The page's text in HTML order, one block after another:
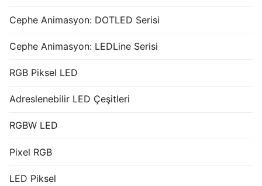
Cephe Animasyon: DOTLED Serisi
Cephe Animasyon: LEDLine Serisi
RGB Piksel LED
Adreslenebilir LED Çeşitleri
RGBW LED
Pixel RGB
LED Piksel